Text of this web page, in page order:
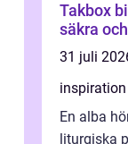
Takbox bil så väljer du rätt takbox för
säkra
31 juli
inspiration
En alba
liturgiska